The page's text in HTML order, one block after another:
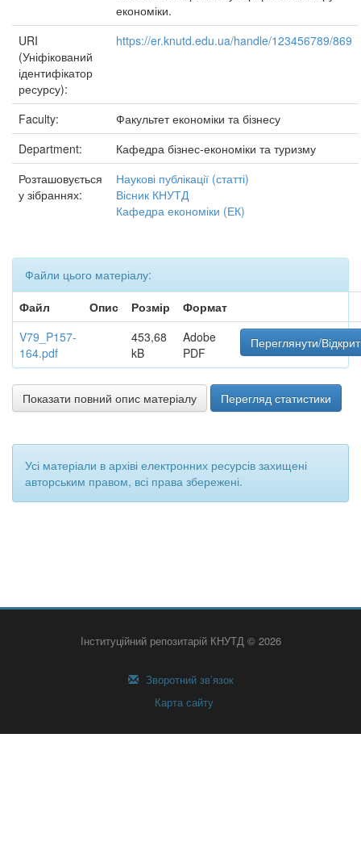
економіки.
URI
(Уніфікований
ідентифікатор
ресурсу):
https://er.knutd.edu.ua/handle/123456789/869
Faculty:
Факультет економіки та бізнесу
Department:
Кафедра бізнес-економіки та туризму
Розташовується
у зібраннях:
Наукові публікації (статті)
Вісник КНУТД
Кафедра економіки (ЕК)
Файли цього матеріалу:
Файл
Опис Розмір
Формат
V79_P157-
164.pdf
453,68
kB
Adobe
PDF
Переглянути/
Показати повний опис матеріалу Перегляд статистики
Усі матеріали в архіві електронних ресурсів захищені
авторським правом, всі права збережені.
Інституційний репозитарій КНУТД © 2026
Зворотний зв’язок
Карта сайту